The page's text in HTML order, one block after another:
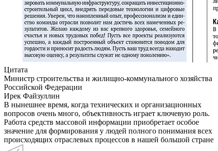
Цитата
Министр строительства и жилищно-коммунального хозяйства
Российской Федерации
Ирек Файзуллин
В нынешнее время, когда технических и организационных
вопросов очень много, объективность играет ключевую роль.
Работа средств массовой информации приобретает особое
значение для формирования у людей полного понимания всех
происходящих отраслевых процессов в нашей большой стране